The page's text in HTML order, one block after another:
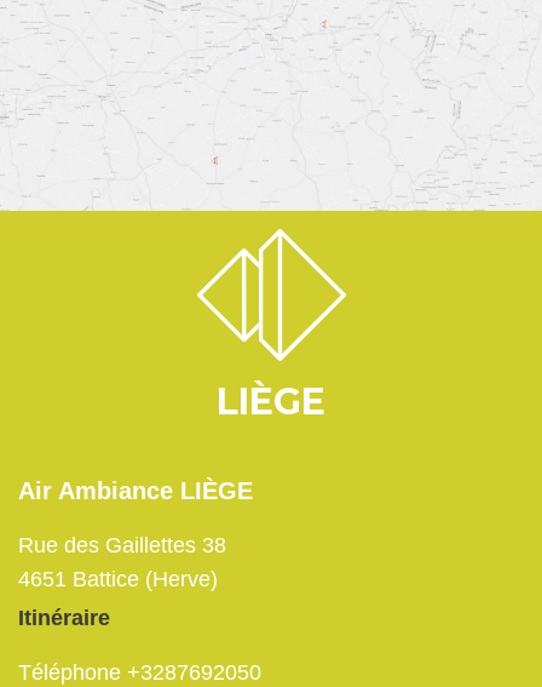
LIÈGE
Air Ambiance LIÈGE
Rue des Gaillettes 38
4651 Battice (Herve)
Itinéraire
Téléphone +3287692050